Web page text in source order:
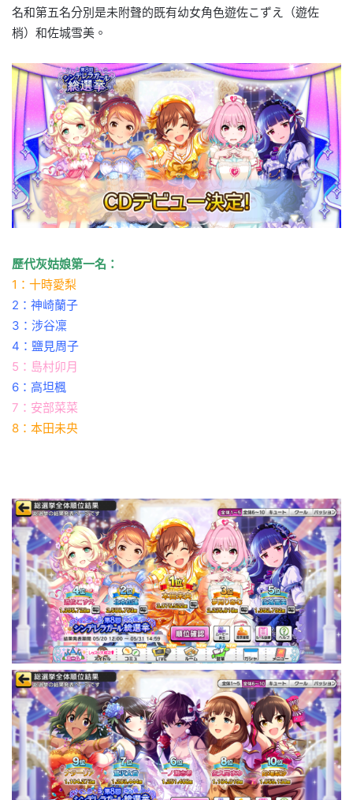
名和第五名分別是未附聲的既有幼女角色遊佐こずえ（遊佐
梢）和佐城雪美。
歷代灰姑娘第一名：
1：十時愛梨
2：神崎蘭子
3：涉谷凜
4：鹽見周子
5：島村卯月
6：高坦楓
7：安部菜菜
8：本田未央